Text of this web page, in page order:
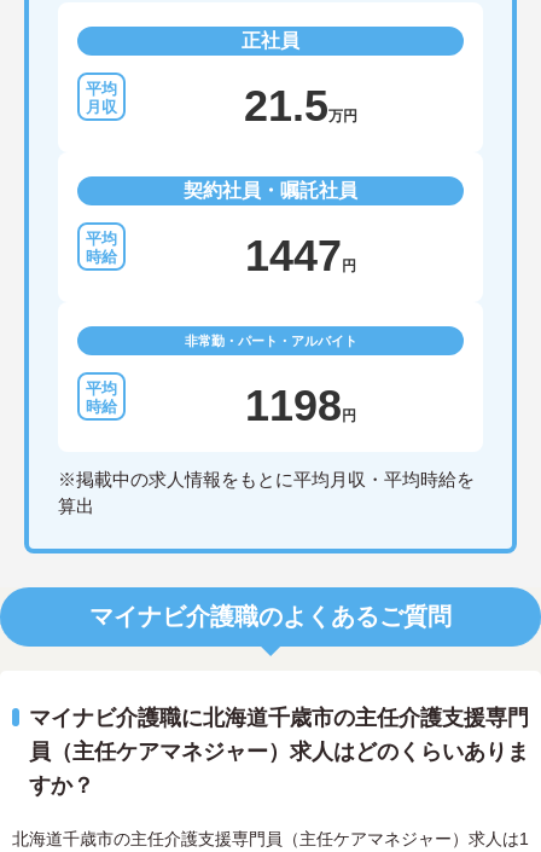
正社員
21.5万円
契約社員・嘱託社員
1447 円
非常勤・パート・アルバイト
1198 円
※掲載中の求人情報をもとに平均月収・平均時給を
算出
マイナビ介護職のよくあるご質問
マイナビ介護職に北海道千歳市の主任介護支援専門
員（主任ケアマネジャー）求人はどのくらいありま
すか？
北海道千歳市の主任介護支援専門員（主任ケアマネジャー）求人は1